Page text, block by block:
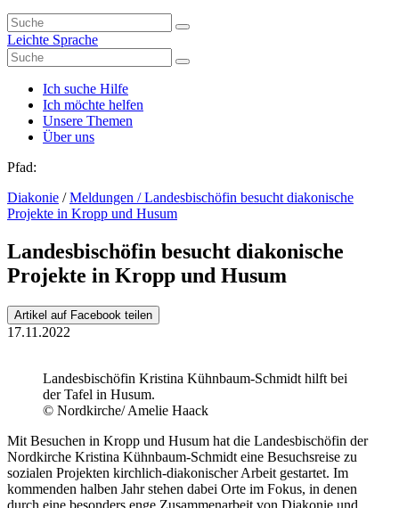
Leichte Sprache
Ich suche Hilfe
Ich möchte helfen
Unsere Themen
Über uns
Pfad:
Diakonie /Meldungen / Landesbischöfin besucht diakonische
Projekte in Kropp und Husum
Landesbischöfin besucht diakonische
Projekte in Kropp und Husum
Artikel auf Facebook teilen
17.11.2022
Landesbischöfin Kristina Kühnbaum-Schmidt hilft bei
der Tafel in Husum.
© Nordkirche/ Amelie Haack
Mit Besuchen in Kropp und Husum hat die Landesbischöfin der
Nordkirche Kristina Kühnbaum-Schmidt eine Besuchsreise zu
sozialen Projekten kirchlich-diakonischer Arbeit gestartet. Im
kommenden halben Jahr stehen dabei Orte im Fokus, in denen